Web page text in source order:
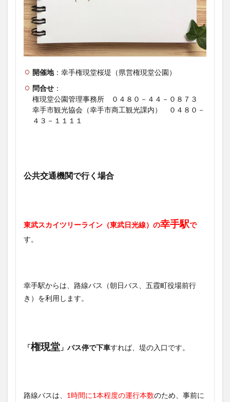
開催地：幸手権現堂桜堤（県営権現堂公園）
問合せ ：
権現堂公園管理事務所 ０４８０－４４－０８７３
幸手市観光協会（幸手市商工観光課内） ０４８０－
４３－１１１１
公共交通機関で行く場合
東武スカイツリーライン（東武日光線）の幸手駅で
す。
幸手駅からは、路線バス（朝日バス、五霞町役場前行
き）を利用します。
「権現堂 」バス停で下車すれば、堤の入口です。
路線バスは、 1時間に1本程度の運行本数のため、事前に